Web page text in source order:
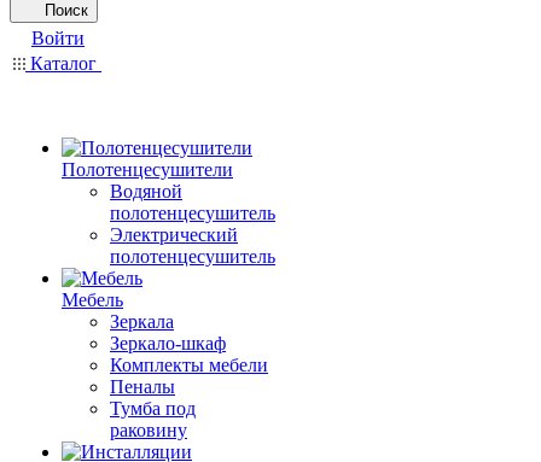
Поиск
Войти
Каталог
Полотенцесушители
Водяной
полотенцесушитель
Электрический
полотенцесушитель
Мебель
Зеркала
Зеркало-шкаф
Комплекты мебели
Пеналы
Тумба под
раковину